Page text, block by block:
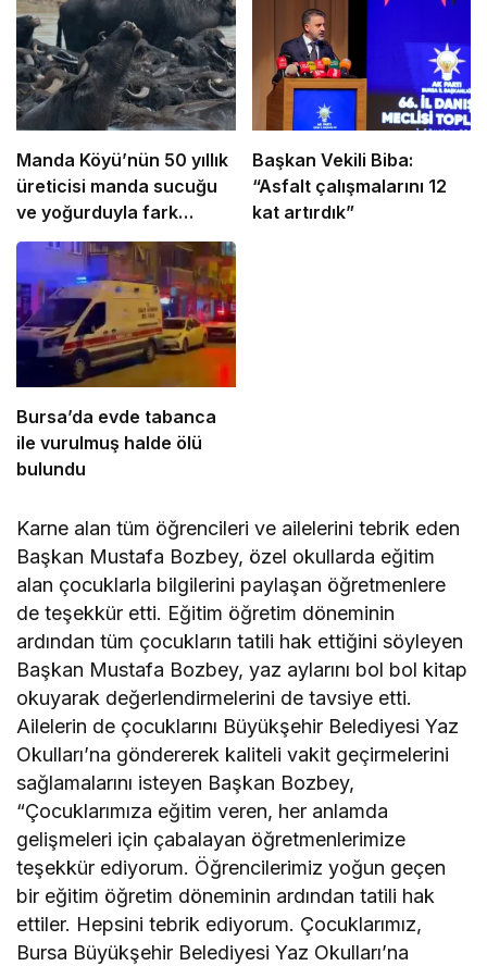
Manda Köyü’nün 50 yıllık
üreticisi manda sucuğu
ve yoğurduyla fark
oluşturdu
Başkan Vekili Biba:
“Asfalt çalışmalarını 12
kat artırdık”
Bursa’da evde tabanca
ile vurulmuş halde ölü
bulundu
Karne alan tüm öğrencileri ve ailelerini tebrik eden
Başkan Mustafa Bozbey, özel okullarda eğitim
alan çocuklarla bilgilerini paylaşan öğretmenlere
de teşekkür etti. Eğitim öğretim döneminin
ardından tüm çocukların tatili hak ettiğini söyleyen
Başkan Mustafa Bozbey, yaz aylarını bol bol kitap
okuyarak değerlendirmelerini de tavsiye etti.
Ailelerin de çocuklarını Büyükşehir Belediyesi Yaz
Okulları’na göndererek kaliteli vakit geçirmelerini
sağlamalarını isteyen Başkan Bozbey,
“Çocuklarımıza eğitim veren, her anlamda
gelişmeleri için çabalayan öğretmenlerimize
teşekkür ediyorum. Öğrencilerimiz yoğun geçen
bir eğitim öğretim döneminin ardından tatili hak
ettiler. Hepsini tebrik ediyorum. Çocuklarımız,
Bursa Büyükşehir Belediyesi Yaz Okulları’na